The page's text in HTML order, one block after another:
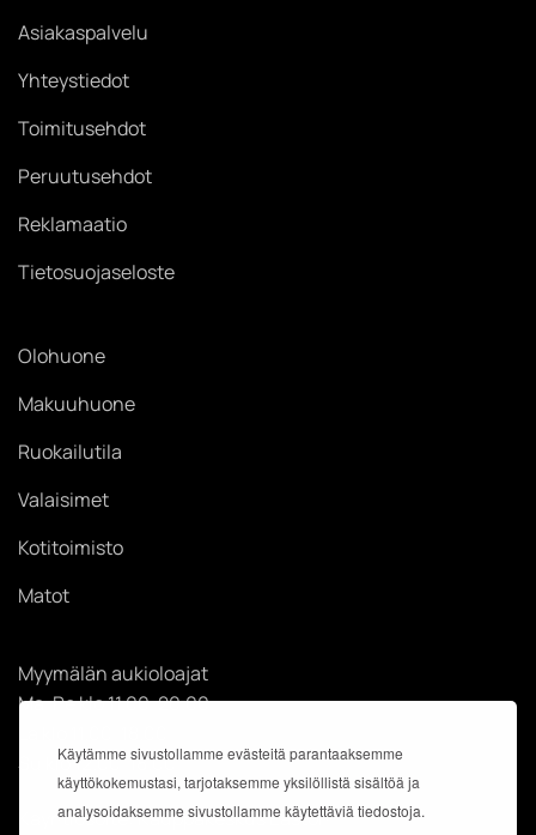
Käytämme sivustollamme evästeitä parantaaksemme
käyttökokemustasi, tarjotaksemme yksilöllistä sisältöä ja
analysoidaksemme sivustollamme käytettäviä tiedostoja.
Asiakaspalvelu
Yhteystiedot
Toimitusehdot
Peruutusehdot
Reklamaatio
Tietosuojaseloste
Olohuone
Makuuhuone
Ruokailutila
Valaisimet
Kotitoimisto
Matot
Myymälän aukioloajat
Ma-Pe klo 11.00-20.00
Su klo 12.00-18.00
Käyntiosoite: Kauppakeskus Easton